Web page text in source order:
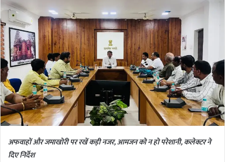
अफवाहों और जमाखोरी पर रखें कड़ी नजर, आमजन को न हो परेशानी, कलेक्टर ने
दिए निर्देश